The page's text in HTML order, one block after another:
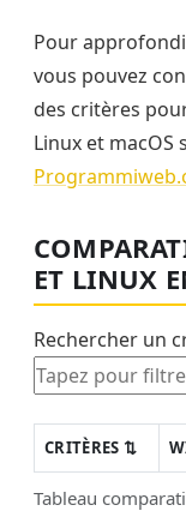
Pour
vous pouvez
des critères
Linux et macOS
ET LINUX
Rechercher un
Tableau
CRITÈRES ⇅